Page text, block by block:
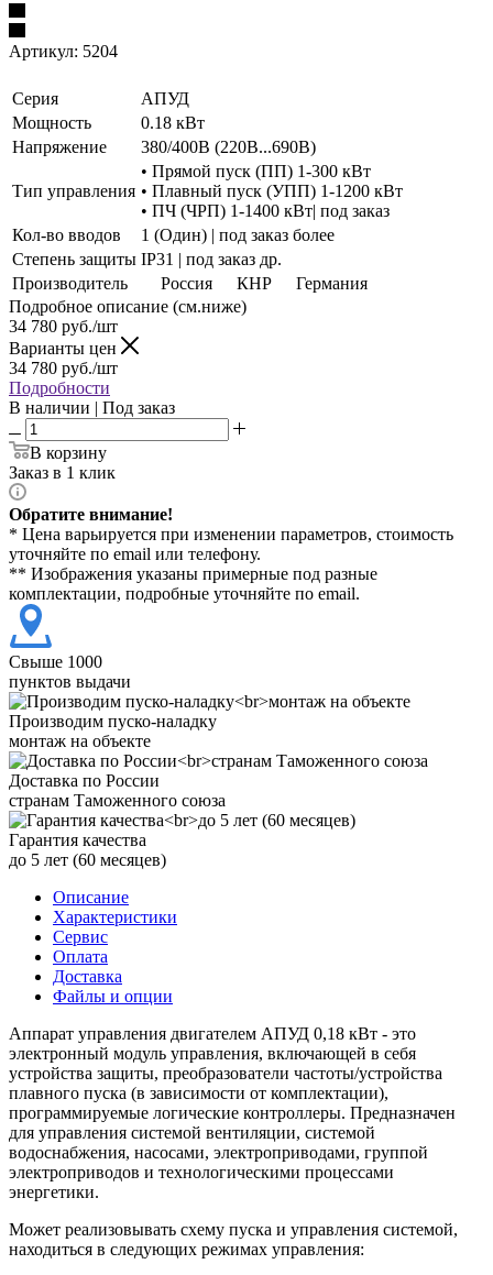
Артикул: 5204
Серия
АПУД
Мощность
0.18 кВт
Напряжение
380/400В (220В...690В)
Тип управления
• Прямой пуск (ПП) 1-300 кВт
• Плавный пуск (УПП) 1-1200 кВт
• ПЧ (ЧРП) 1-1400 кВт| под заказ
Кол-во вводов
1 (Один) | под заказ более
Степень защиты IP31 | под заказ др.
Производитель
Россия КНР
Германия
Подробное описание (см.ниже)
34 780 руб./шт
Варианты цен
34 780 руб./шт
Подробности
В наличии | Под заказ
В корзину
Заказ в 1 клик
Обратите внимание!
* Цена варьируется при изменении параметров, стоимость
уточняйте по email или телефону.
** Изображения указаны примерные под разные
комплектации, подробные уточняйте по email.
Свыше 1000
пунктов выдачи
Производим пуско-наладку
монтаж на объекте
Доставка по России
странам Таможенного союза
Гарантия качества
до 5 лет (60 месяцев)
Описание
Характеристики
Сервис
Оплата
Доставка
Файлы и опции
Аппарат управления двигателем АПУД 0,18 кВт - это
электронный модуль управления, включающей в себя
устройства защиты, преобразователи частоты/устройства
плавного пуска (в зависимости от комплектации),
программируемые логические контроллеры. Предназначен
для управления системой вентиляции, системой
водоснабжения, насосами, электроприводами, группой
электроприводов и технологическими процессами
энергетики.
Может реализовывать схему пуска и управления системой,
находиться в следующих режимах управления: